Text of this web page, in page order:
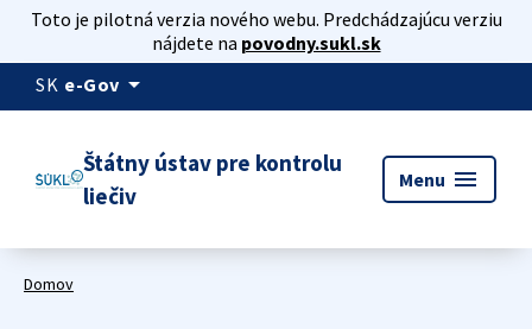
Toto je pilotná verzia nového webu. Predchádzajúcu verziu
nájdete na povodny.sukl.sk
SK e-Gov arrow_drop_down
Štátny ústav pre kontrolu
liečiv
Menu menu
Domov